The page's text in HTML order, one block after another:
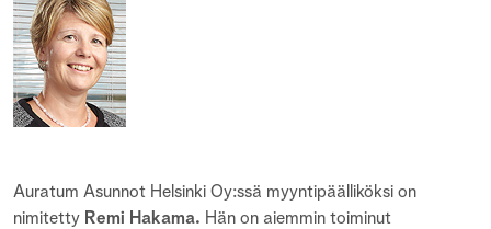
Auratum Asunnot Helsinki Oy:ssä myyntipäälliköksi on
nimitetty Remi Hakama. Hän on aiemmin toiminut